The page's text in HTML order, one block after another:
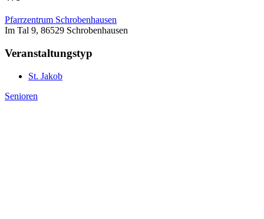
Pfarrzentrum Schrobenhausen
Im Tal 9, 86529 Schrobenhausen
Veranstaltungstyp
St. Jakob
Senioren